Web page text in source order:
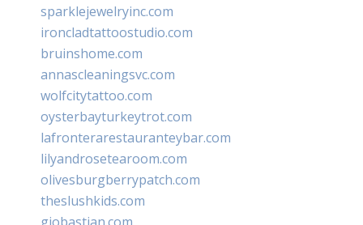
sparklejewelryinc.com
ironcladtattoostudio.com
bruinshome.com
annascleaningsvc.com
wolfcitytattoo.com
oysterbayturkeytrot.com
lafronterarestauranteybar.com
lilyandrosetearoom.com
olivesburgberrypatch.com
theslushkids.com